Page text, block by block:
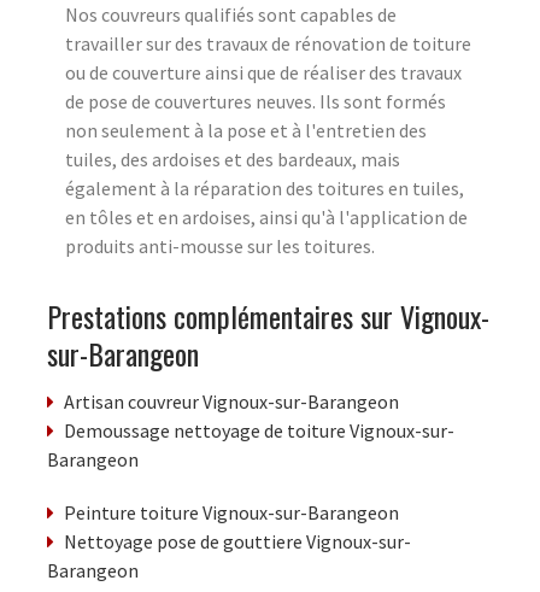
Nos couvreurs qualifiés sont capables de
travailler sur des travaux de rénovation de toiture
ou de couverture ainsi que de réaliser des travaux
de pose de couvertures neuves. Ils sont formés
non seulement à la pose et à l'entretien des
tuiles, des ardoises et des bardeaux, mais
également à la réparation des toitures en tuiles,
en tôles et en ardoises, ainsi qu'à l'application de
produits anti-mousse sur les toitures.
Prestations complémentaires sur Vignoux-
sur-Barangeon
Artisan couvreur Vignoux-sur-Barangeon
Demoussage nettoyage de toiture Vignoux-sur-
Barangeon
Peinture toiture Vignoux-sur-Barangeon
Nettoyage pose de gouttiere Vignoux-sur-
Barangeon